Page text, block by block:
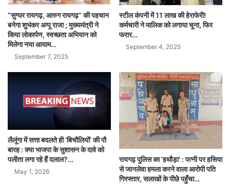
“सुग्घर रायगढ़, आरुग रायगढ़” की पहचान
बनेगा शुभंकर अप्पू राजा ; मुख्यमंत्री ने
किया लोकार्पण, स्वच्छता अभियान को
मिलेगा नया आयाम…
September 7, 2025
स्टील कंपनी में 11 लाख की हेराफेरी!
कर्मचारी ने मालिक को लगाया चूना, फिर
फरार…
September 4, 2025
लैलूंगा में सत्ता बदलते ही ‘बिचौलियों’ की पौ
बारह : क्या भाजपा के सुशासन के दावे को
पलीता लगा रहे हैं दलाल?…
May 1, 2026
रायगढ़ पुलिस का ‘हथौड़ा’ : पत्नी पर हसिया
से जानलेवा हमला करने वाला आरोपी पति
गिरफ्तार, सलाखों के पीछे पहुँचा…